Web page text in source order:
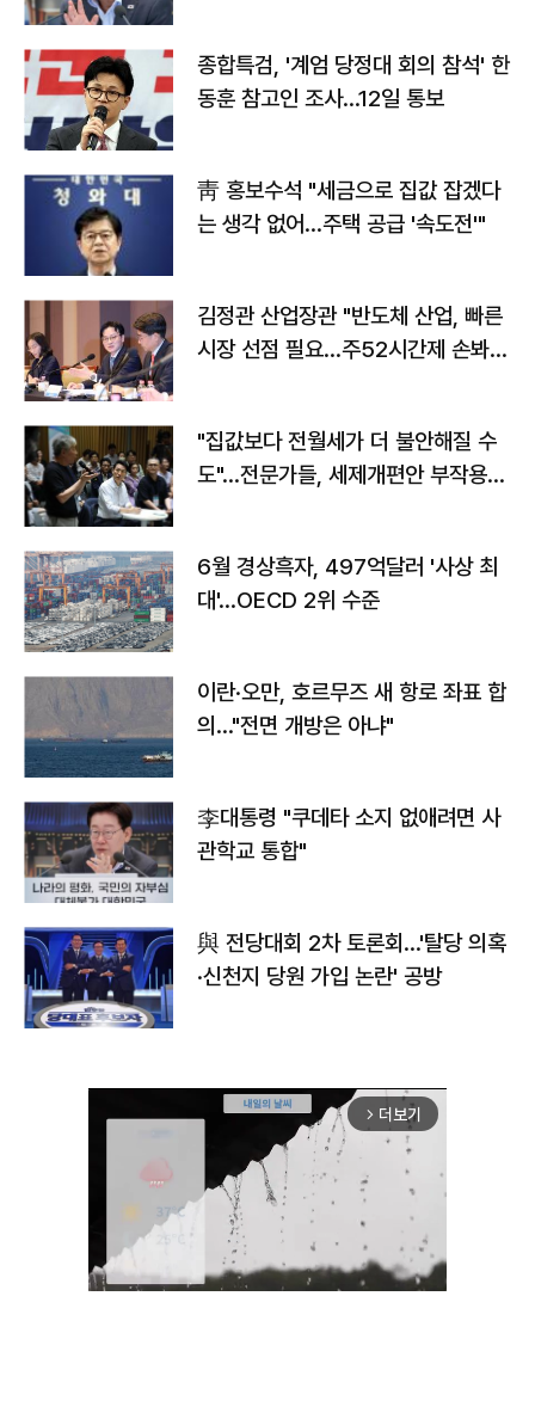
종합특검, '계엄 당정대 회의 참석' 한
동훈 참고인 조사...12일 통보
靑 홍보수석 "세금으로 집값 잡겠다
는 생각 없어…주택 공급 '속도전'"
김정관 산업장관 "반도체 산업, 빠른
시장 선점 필요…주52시간제 손봐
"집값보다 전월세가 더 불안해질 수
도"…전문가들, 세제개편안 부작용
6월 경상흑자, 497억달러 '사상 최
대'…OECD 2위 수준
이란·오만, 호르무즈 새 항로 좌표 합
의…"전면 개방은 아냐"
李대통령 "쿠데타 소지 없애려면 사
관학교 통합"
與 전당대회 2차 토론회…'탈당 의혹
·신천지 당원 가입 논란' 공방
arrow_forward_ios 더보기